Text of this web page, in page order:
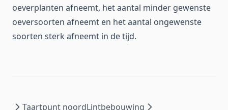
oeverplanten afneemt, het aantal minder gewenste
oeversoorten afneemt en het aantal ongewenste
soorten sterk afneemt in de tijd.
Taartpunt noordLintbebouwing